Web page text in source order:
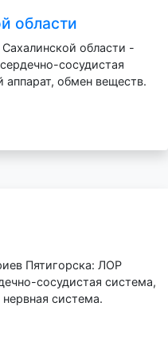
области
области -
сосудистая
обмен веществ.
Пятигорска: ЛОР
сосудистая система,
система.